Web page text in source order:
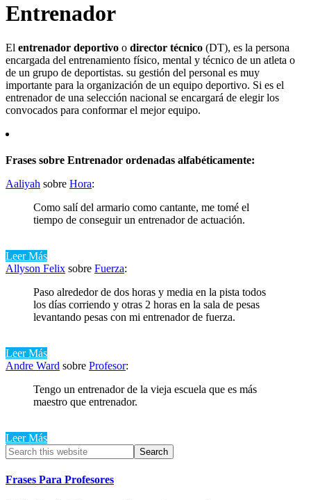
Entrenador
El entrenador deportivo o director técnico (DT), es la persona
encargada del entrenamiento físico, mental y técnico de un atleta o
de un grupo de deportistas. su gestión del personal es muy
importante para la organización de un equipo deportivo. Si es el
entrenador de una selección nacional se encargará de elegir los
convocados para conformar el mejor equipo.
Frases sobre Entrenador ordenadas alfabéticamente:
Aaliyah sobre Hora:
Como salí del armario como cantante, me tomé el
tiempo de conseguir un entrenador de actuación.
Leer Más
Allyson Felix sobre Fuerza:
Paso alrededor de dos horas y media en la pista todos
los días corriendo y otras 2 horas en la sala de pesas
levantando pesas con mi entrenador de fuerza.
Leer Más
Andre Ward sobre Profesor:
Tengo un entrenador de la vieja escuela que es más
maestro que entrenador.
Leer Más
Primary
Sidebar
Search
this
website
Frases Para Profesores